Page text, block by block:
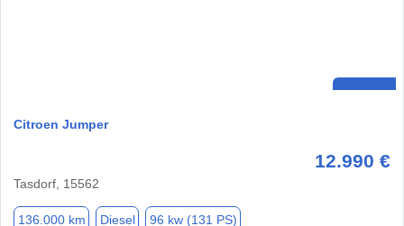
Citroen Jumper
12.990 €
Tasdorf, 15562
136.000 km Diesel 96 kw (131 PS)